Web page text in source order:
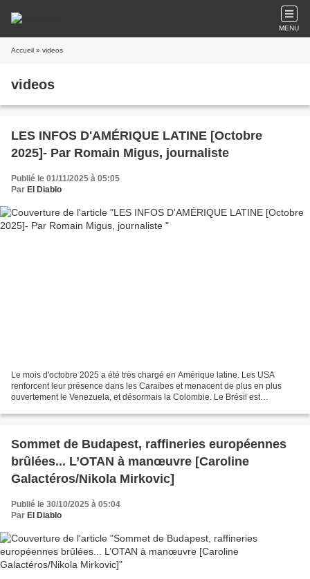
MENU
Accueil » videos
videos
LES INFOS D'AMÉRIQUE LATINE [Octobre
2025]- Par Romain Migus, journaliste
Publié le 01/11/2025 à 05:05
Par El Diablo
Le mois d'octobre 2025 a été très chargé en Amérique latine. Les USA
renforcent leur présence dans les Caraïbes et menacent de plus en plus
ouvertement le Venezuela, et désormais la Colombie. Le Brésil est
Sommet de Budapest, raffineries européennes
brûlées... L’OTAN à manœuvre [Caroline
Galactéros/Nikola Mirkovic]
Publié le 30/10/2025 à 05:04
Par El Diablo